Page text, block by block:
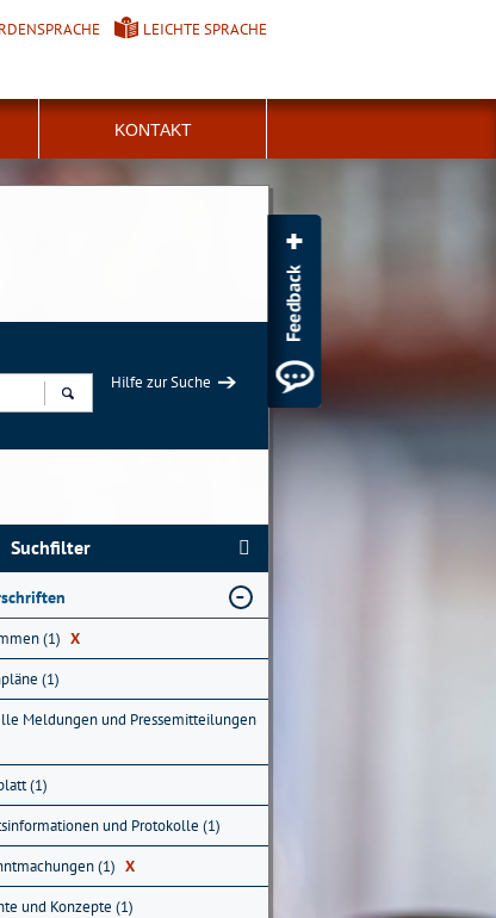
LEICHTE SPRACHE
KONTAKT
Hilfe zur Suche
Suchfilter
(1) X
(1)
Meldungen und Pressemitteilungen
(1)
und Protokolle (1)
(1) X
und Konzepte (1)